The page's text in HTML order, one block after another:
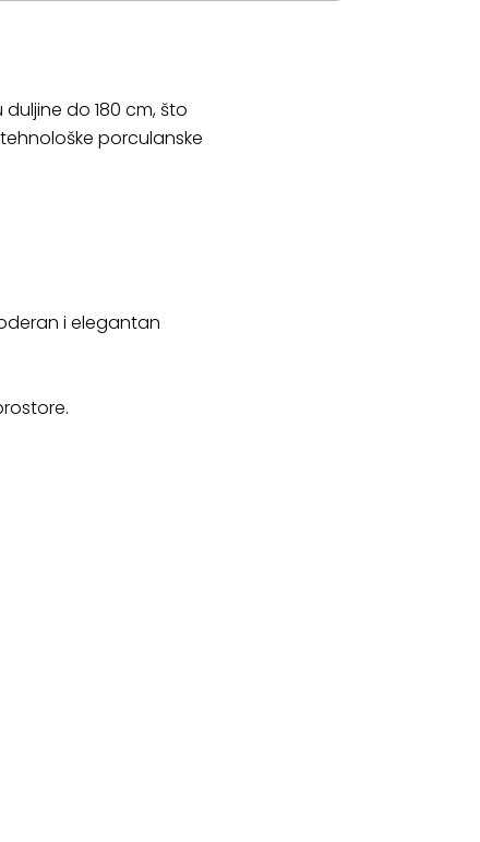
do 180 cm, što
porculanske
i elegantan